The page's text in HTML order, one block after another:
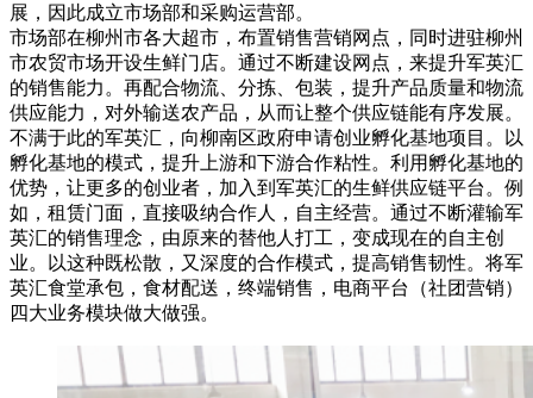
展，因此成立市场部和采购运营部。
市场部在柳州市各大超市，布置销售营销网点，同时进驻柳州
市农贸市场开设生鲜门店。通过不断建设网点，来提升军英汇
的销售能力。再配合物流、分拣、包装，提升产品质量和物流
供应能力，对外输送农产品，从而让整个供应链能有序发展。
不满于此的军英汇，向柳南区政府申请创业孵化基地项目。以
孵化基地的模式，提升上游和下游合作粘性。利用孵化基地的
优势，让更多的创业者，加入到军英汇的生鲜供应链平台。例
如，租赁门面，直接吸纳合作人，自主经营。通过不断灌输军
英汇的销售理念，由原来的替他人打工，变成现在的自主创
业。以这种既松散，又深度的合作模式，提高销售韧性。将军
英汇食堂承包，食材配送，终端销售，电商平台（社团营销）
四大业务模块做大做强。